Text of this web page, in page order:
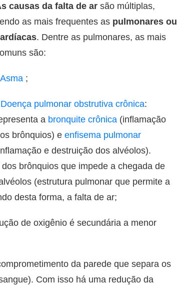
causas da falta de ar são múltiplas,
as mais frequentes as pulmonares ou
. Dentre as pulmonares, as mais
são:
Asma ;
Doença pulmonar obstrutiva crônica:
a bronquite crônica (inflamação
brônquios) e enfisema pulmonar
e destruição dos alvéolos).
brônquios que impede a chegada de
(estrutura pulmonar que permite a
desta forma, a falta de ar;
de oxigênio é secundária a menor
da parede que separa os
Com isso há uma redução da